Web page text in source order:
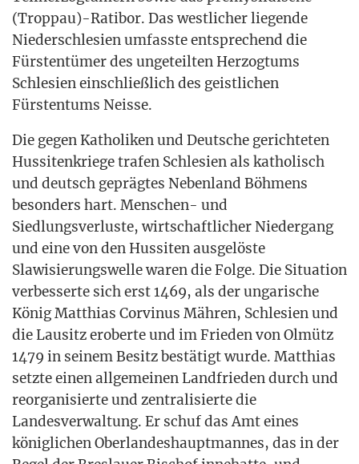
(Troppau)-Ratibor. Das west­li­cher lie­gen­de
Nie­der­schle­si­en umfass­te ent­spre­chend die
Fürs­ten­tü­mer des unge­teil­ten Her­zog­tums
Schle­si­en ein­schließ­lich des geist­li­chen
Fürs­ten­tums Neisse.
Die gegen Katho­li­ken und Deut­sche gerich­te­ten
Hus­si­ten­krie­ge tra­fen Schle­si­en als katho­lisch
und deutsch gepräg­tes Neben­land Böh­mens
beson­ders hart. Men­schen- und
Sied­lungs­ver­lus­te, wirt­schaft­li­cher Nie­der­gang
und eine von den Hus­si­ten aus­ge­lös­te
Sla­wi­sie­rungs­wel­le waren die Fol­ge. Die Situa­ti­on
ver­bes­ser­te sich erst 1469, als der unga­ri­sche
König Mat­thi­as Cor­vi­nus Mäh­ren, Schle­si­en und
die Lau­sitz erober­te und im Frie­den von Olmütz
1479 in sei­nem Besitz bestä­tigt wur­de. Mat­thi­as
setz­te einen all­ge­mei­nen Land­frie­den durch und
reor­ga­ni­sier­te und zen­tra­li­sier­te die
Lan­des­ver­wal­tung. Er schuf das Amt eines
könig­li­chen Ober­lan­des­haupt­man­nes, das in der